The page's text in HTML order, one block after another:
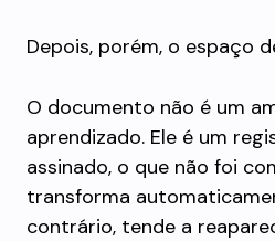
Depois, porém, o espaço
O documento não é um
aprendizado. Ele é um
assinado, o que não foi
transforma
contrário, tende a